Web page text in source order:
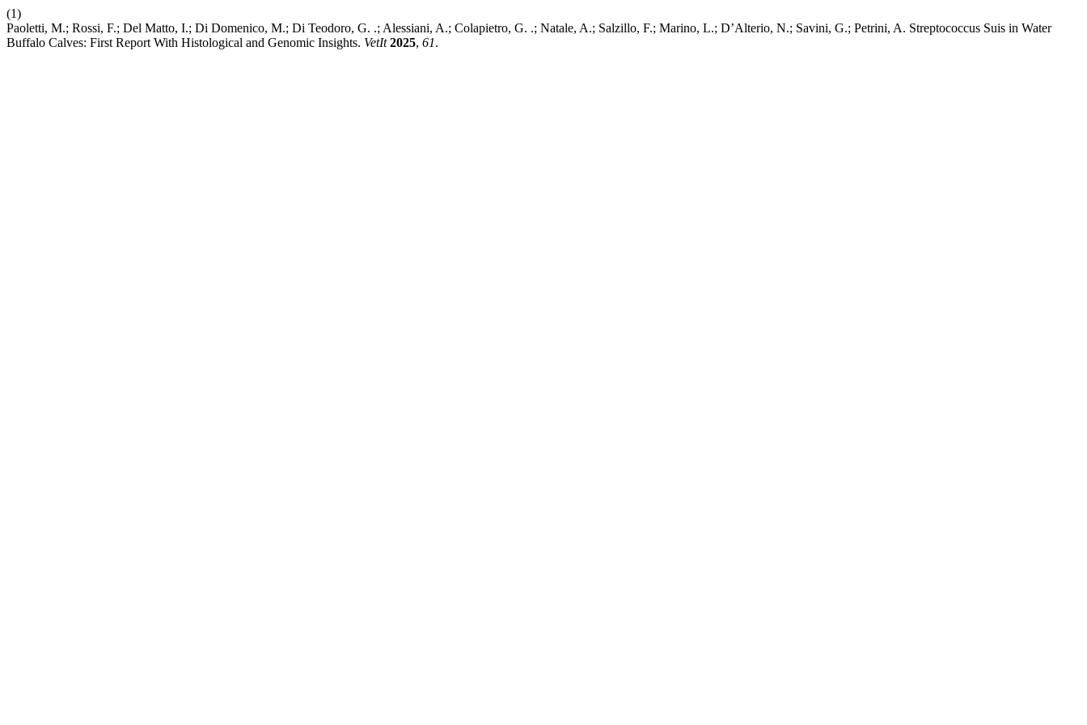
(1)
Paoletti, M.; Rossi, F.; Del Matto, I.; Di Domenico, M.; Di Teodoro, G. .; Alessiani, A.; Colapietro, G. .; Natale, A.; Salzillo, F.; Marino, L.; D’Alterio, N.; Savini, G.; Petrini, A. Streptococcus Suis in Water
Buffalo Calves: First Report With Histological and Genomic Insights. VetIt 2025, 61.